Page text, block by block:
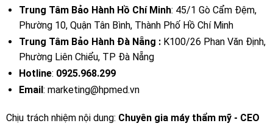
Trung Tâm Bảo Hành Hồ Chí Minh: 45/1 Gò Cẩm Đệm,
Phường 10, Quận Tân Bình, Thành Phố Hồ Chí Minh
Trung Tâm Bảo Hành Đà Nẵng :K100/26 Phan Văn Định,
Phường Liên Chiểu, TP Đà Nẵng
Hotline: 0925.968.299
Email: marketing@hpmed.vn
Chịu trách nhiệm nội dung: Chuyên gia máy thẩm mỹ - CEO